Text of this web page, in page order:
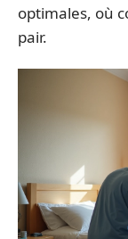
optimales, où
pair.